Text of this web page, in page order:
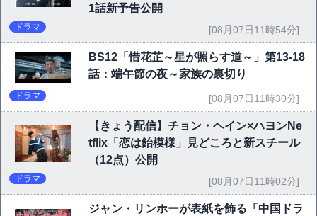
1話新予告公開
ドラマ [08月07日11時54分]
BS12「惜花芷～星が照らす道～」第13-18
話：端午節の夜～家族の裏切り
ドラマ [08月07日11時30分]
【きょう配信】チョン・ヘイン×ハヨンNe
tflix「恋は飴模様」見どころと新スチール
（12点）公開
ドラマ [08月07日11時02分]
ジャン・リンホーが表紙を飾る「中国ドラ